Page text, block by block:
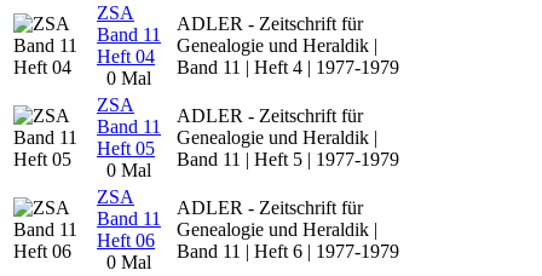
ZSA
Band 11
Heft 04
0 Mal
ADLER - Zeitschrift für
Genealogie und Heraldik |
Band 11 | Heft 4 | 1977-1979
ZSA
Band 11
Heft 05
0 Mal
ADLER - Zeitschrift für
Genealogie und Heraldik |
Band 11 | Heft 5 | 1977-1979
ZSA
Band 11
Heft 06
0 Mal
ADLER - Zeitschrift für
Genealogie und Heraldik |
Band 11 | Heft 6 | 1977-1979